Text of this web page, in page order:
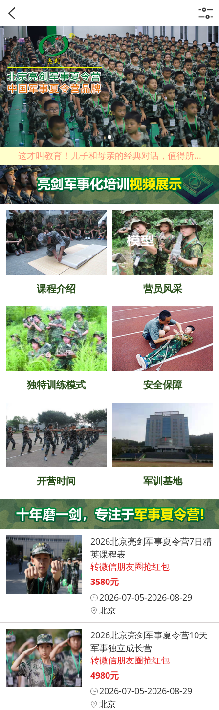
这才叫教育！儿子和母亲的经典对话，值得所...
课程介绍 营员风采
独特训练模式 安全保障
开营时间 军训基地
2026北京亮剑军事夏令营7日精
英课程表
转微信朋友圈抢红包
3580元
2026-07-05-2026-08-29
北京
2026北京亮剑军事夏令营10天
军事独立成长营
转微信朋友圈抢红包
4980元
2026-07-05-2026-08-29
北京